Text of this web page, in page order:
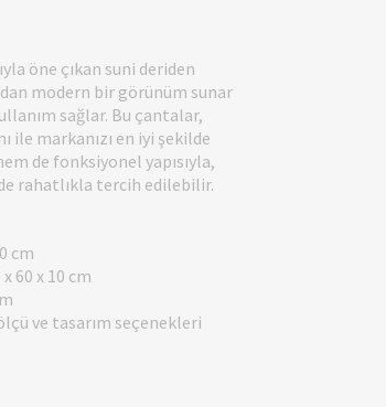
öne çıkan suni deriden
modern bir görünüm sunar
sağlar. Bu çantalar,
ile markanızı en iyi şekilde
de fonksiyonel yapısıyla,
rahatlıkla tercih edilebilir.
cm
x 60 x 10 cm
ve tasarım seçenekleri